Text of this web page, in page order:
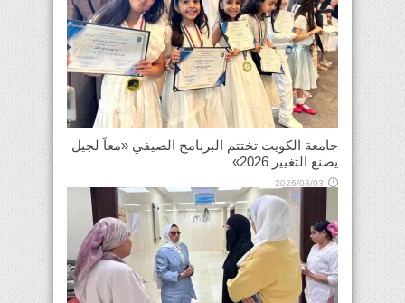
جامعة الكويت تختتم البرنامج الصيفي «معاً لجيل
يصنع التغيير 2026»
2026/08/03